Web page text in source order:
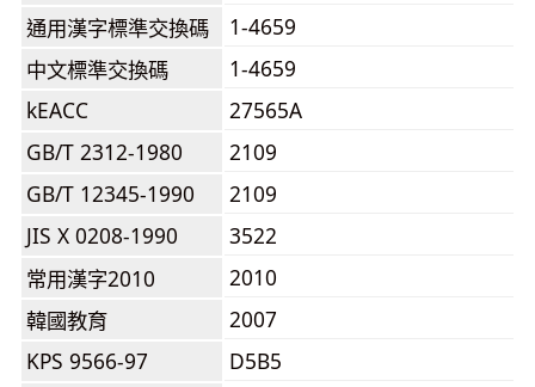
通用漢字標準交換碼
1-4659
中文標準交換碼
1-4659
kEACC
27565A
GB/T 2312-1980
2109
GB/T 12345-1990
2109
JIS X 0208-1990
3522
常用漢字2010
2010
韓國教育
2007
KPS 9566-97
D5B5